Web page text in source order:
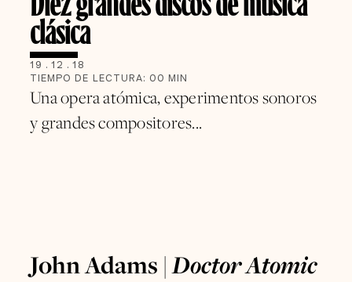
clásica
19 . 12 . 18
TIEMPO DE LECTURA: 00 MIN
Una opera atómica, experimentos sonoros
y grandes compositores...
John Adams |Doctor Atomic